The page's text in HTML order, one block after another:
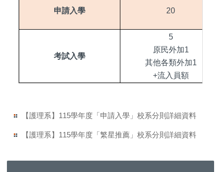
申請入學 20
考試入學
5
原民外加1
其他各類外加1
+流入員額
【護理系】115學年度「申請入學」校系分則詳細資料
【護理系】115學年度「繁星推薦」校系分則詳細資料